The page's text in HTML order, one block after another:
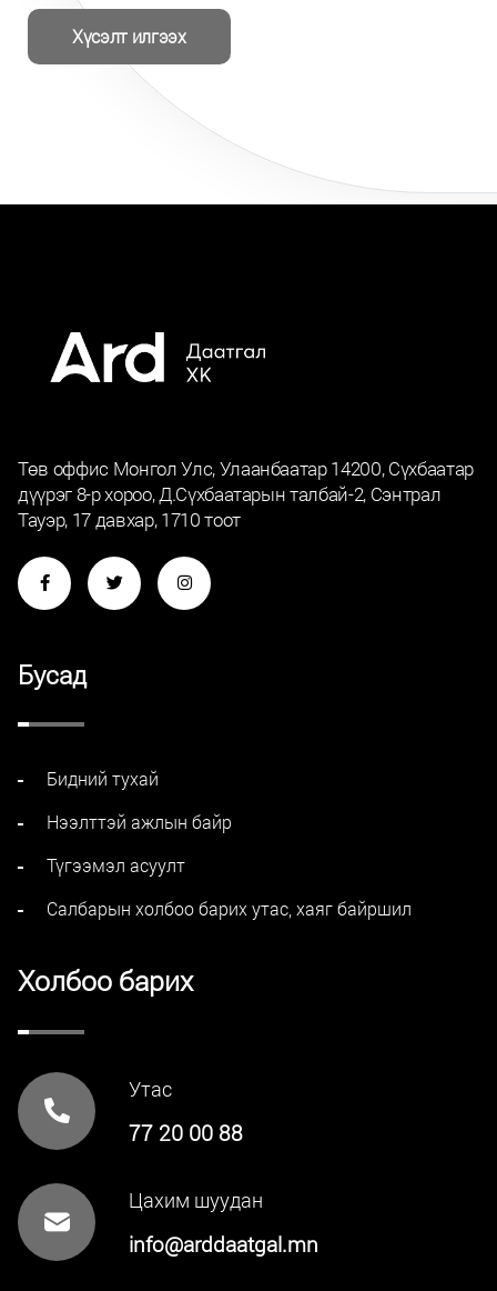
Хүсэлт илгээх
Төв оффис Монгол Улс, Улаанбаатар 14200, Сүхбаатар
дүүрэг 8-р хороо, Д.Сүхбаатарын талбай-2, Сэнтрал
Тауэр, 17 давхар, 1710 тоот
Бусад
Бидний тухай
Нээлттэй ажлын байр
Түгээмэл асуулт
Салбарын холбоо барих утас, хаяг байршил
Холбоо барих
Утас
77 20 00 88
Цахим шуудан
info@arddaatgal.mn